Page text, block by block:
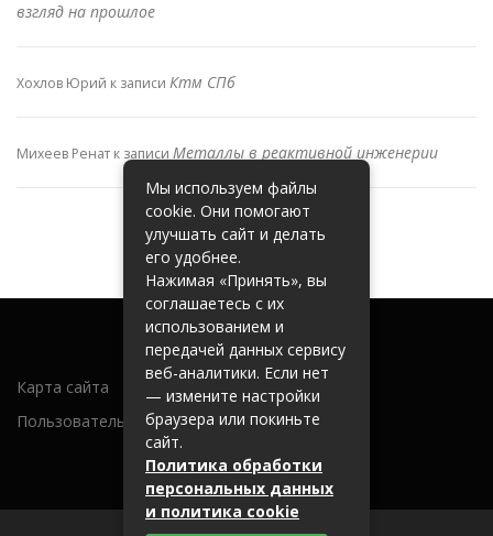
взгляд на прошлое
Хохлов Юрий к записи Ктм СПб
Михеев Ренат к записи Металлы в реактивной инженерии
Карта сайта
Пользовательское соглашение
Мы используем файлы
cookie. Они помогают
улучшать сайт и делать
его удобнее.
Нажимая «Принять», вы
соглашаетесь с их
использованием и
передачей данных сервису
веб-аналитики. Если нет
— измените настройки
браузера или покиньте
сайт.
Политика обработки
персональных данных
и политика cookie